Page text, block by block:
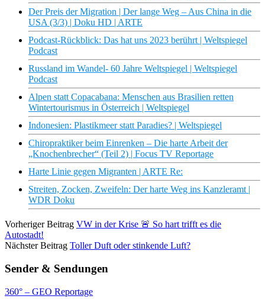
Der Preis der Migration | Der lange Weg – Aus China in die
USA (3/3) | Doku HD | ARTE
Podcast-Rückblick: Das hat uns 2023 berührt | Weltspiegel
Podcast
Russland im Wandel- 60 Jahre Weltspiegel | Weltspiegel
Podcast
Alpen statt Copacabana: Menschen aus Brasilien retten
Wintertourismus in Österreich | Weltspiegel
Indonesien: Plastikmeer statt Paradies? | Weltspiegel
Chiropraktiker beim Einrenken – Die harte Arbeit der
„Knochenbrecher“ (Teil 2) | Focus TV Reportage
Harte Linie gegen Migranten | ARTE Re:
Streiten, Zocken, Zweifeln: Der harte Weg ins Kanzleramt |
WDR Doku
Vorheriger Beitrag VW in der Krise 🚨 So hart trifft es die
Autostadt!
Nächster Beitrag Toller Duft oder stinkende Luft?
Sender & Sendungen
360° – GEO Reportage